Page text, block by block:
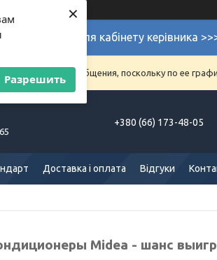
Разрешить
×
Супермеблі для кабінету керівника
заказы и сообщения, поскольку по ее
+380 (66) 173-48-05
Доставка і оплата Відгуки
Midea - шанс